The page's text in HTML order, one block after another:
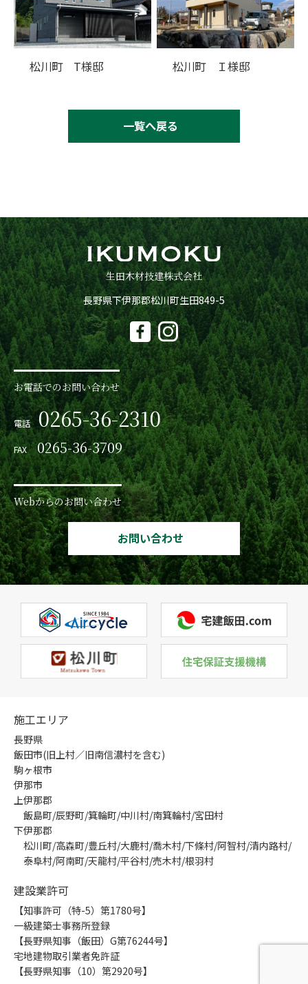
松川町 T様邸 松川町 Ｉ様邸
一覧へ戻る
生田木材技建株式会社
長野県下伊那郡松川町生田849-5
お電話でのお問い合わせ
電話 0265-36-2310
FAX0265-36-3709
Webからのお問い合わせ
お問い合わせ
施工エリア
長野県
飯田市(旧上村／旧南信濃村を含む)
駒ヶ根市
伊那市
上伊那郡
飯島町/辰野町/箕輪町/中川村/南箕輪村/宮田村
下伊那郡
松川町/高森町/豊丘村/大鹿村/喬木村/下條村/阿智村/清内路村/
泰阜村/阿南町/天龍村/平谷村/売木村/根羽村
建設業許可
【知事許可（特-5）第1780号】
一級建築士事務所登録
【長野県知事（飯田）G第76244号】
宅地建物取引業者免許証
【長野県知事（10）第2920号】